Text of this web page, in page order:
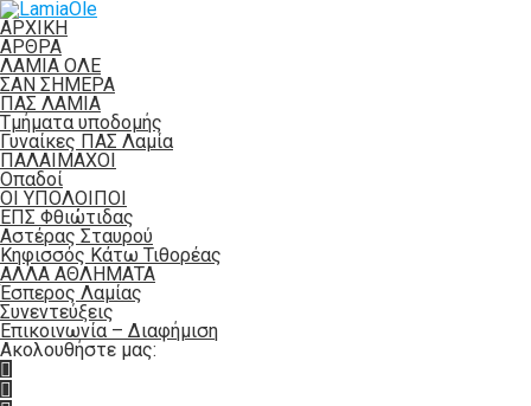
ΑΡΧΙΚΗ
ΑΡΘΡΑ
ΛΑΜΙΑ ΟΛΕ
ΣΑΝ ΣΗΜΕΡΑ
ΠΑΣ ΛΑΜΙΑ
Τμήματα υποδομής
Γυναίκες ΠΑΣ Λαμία
ΠΑΛΑΙΜΑΧΟΙ
Οπαδοί
ΟΙ ΥΠΟΛΟΙΠΟΙ
ΕΠΣ Φθιώτιδας
Αστέρας Σταυρού
Κηφισσός Κάτω Τιθορέας
ΑΛΛΑ ΑΘΛΗΜΑΤΑ
Έσπερος Λαμίας
Συνεντεύξεις
Επικοινωνία – Διαφήμιση
Ακολουθήστε μας: